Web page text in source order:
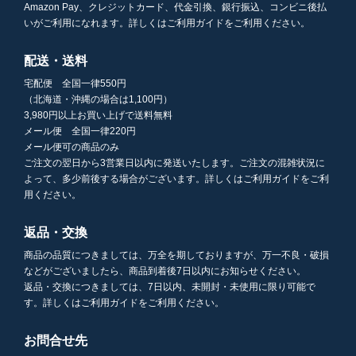
Amazon Pay、クレジットカード、代金引換、銀行振込、コンビニ後払
いがご利用になれます。詳しくはご利用ガイドをご利用ください。
配送・送料
宅配便 全国一律550円
（北海道・沖縄の場合は1,100円）
3,980円以上お買い上げで送料無料
メール便 全国一律220円
メール便可の商品のみ
ご注文の翌日から3営業日以内に発送いたします。ご注文の混雑状況に
よって、多少前後する場合がございます。詳しくはご利用ガイドをご利
用ください。
返品・交換
商品の品質につきましては、万全を期しておりますが、万一不良・破損
などがございましたら、商品到着後7日以内にお知らせください。
返品・交換につきましては、7日以内、未開封・未使用に限り可能で
す。詳しくはご利用ガイドをご利用ください。
お問合せ先